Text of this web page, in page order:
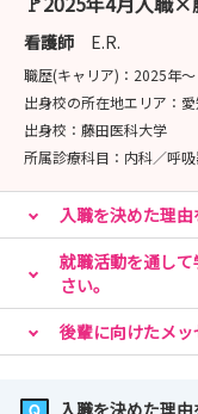
看護師 E.R.
職歴(キャリア)： 2025年〜
出身校の所在地エリア：
出身校： 藤田医科大学
所属診療科目： 内科／呼
入職を決めた理由
就職活動を通し
さい。
後輩に向けたメッ